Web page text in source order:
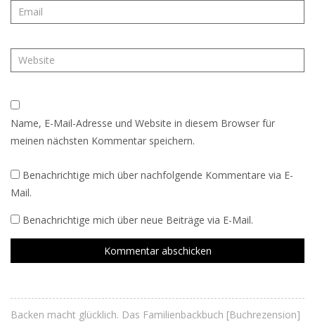
Name, E-Mail-Adresse und Website in diesem Browser für
meinen nächsten Kommentar speichern.
Benachrichtige mich über nachfolgende Kommentare via E-
Mail.
Benachrichtige mich über neue Beiträge via E-Mail.
Backen macht glücklich. Das Familienbackbuch [Buchrezension]